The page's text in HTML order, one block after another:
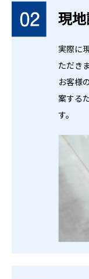
現
実際に
ただき
お客様
案する
す。